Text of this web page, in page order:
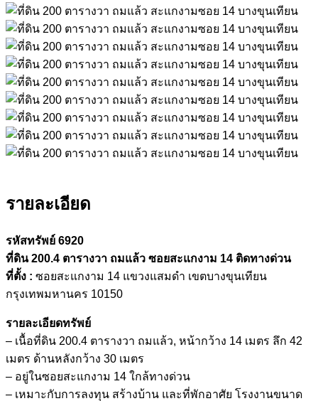
รายละเอียด
รหัสทรัพย์ 6920
ที่ดิน 200.4 ตารางวา ถมแล้ว ซอยสะแกงาม 14 ติดทางด่วน
ที่ตั้ง : ซอยสะแกงาม 14 แขวงแสมดำ เขตบางขุนเทียน
กรุงเทพมหานคร 10150
รายละเอียดทรัพย์
– เนื้อที่ดิน 200.4 ตารางวา ถมแล้ว, หน้ากว้าง 14 เมตร ลึก 42
เมตร ด้านหลังกว้าง 30 เมตร
– อยู่ในซอยสะแกงาม 14 ใกล้ทางด่วน
– เหมาะกับการลงทุน สร้างบ้าน และที่พักอาศัย โรงงานขนาด